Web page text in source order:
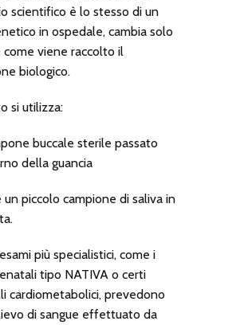
scientifico è lo stesso di un
in ospedale, cambia solo
come viene raccolto il
biologico.
si utilizza:
buccale sterile passato
della guancia
un piccolo campione di saliva in
più specialistici, come i
tipo NATIVA o certi
cardiometabolici, prevedono
di sangue effettuato da